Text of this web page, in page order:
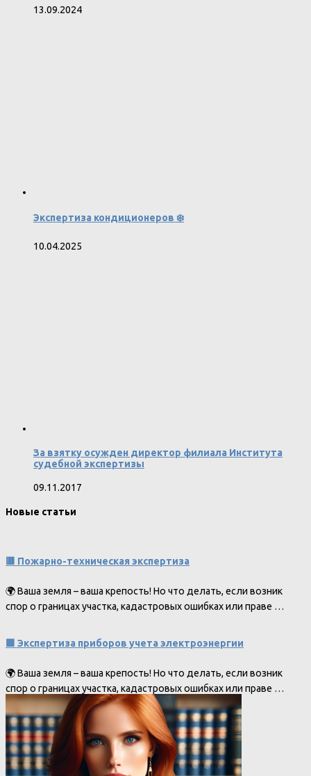
13.09.2024
Экспертиза кондиционеров ❄️
10.04.2025
За взятку осужден директор филиала Института
судебной экспертизы
09.11.2017
Новые статьи
🟥 Пожарно-техническая экспертиза
🌍 Ваша земля – ваша крепость! Но что делать, если возник
спор о границах участка, кадастровых ошибках или праве …
🟩 Экспертиза приборов учета электроэнергии
🌍 Ваша земля – ваша крепость! Но что делать, если возник
спор о границах участка, кадастровых ошибках или праве …